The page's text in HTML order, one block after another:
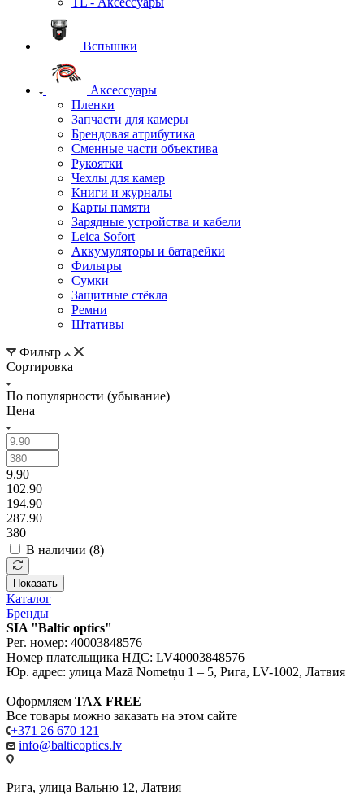
Вспышки
Аксессуары
Пленки
Запчасти для камеры
Брендовая атрибутика
Сменные части объектива
Рукоятки
Чехлы для камер
Книги и журналы
Карты памяти
Зарядные устройства и кабели
Leica Sofort
Аккумуляторы и батарейки
Фильтры
Сумки
Защитные стёкла
Ремни
Штативы
Фильтр
Сортировка
По популярности (убывание)
Цена
9.90
102.90
194.90
287.90
380
В наличии (8)
Показать
Каталог
Бренды
SIA "Baltic optics"
Рег. номер: 40003848576
Номер плательщика НДС: LV40003848576
Юр. адрес: улица Mazā Nometņu 1 – 5, Рига, LV-1002, Латвия
Оформляем TAX FREE
Все товары можно заказать на этом сайте
+371 26 670 121
info@balticoptics.lv
Рига, улица Вальню 12, Латвия